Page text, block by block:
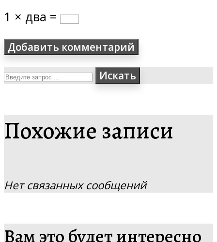
1 × два =
Искать
Похожие записи
Нет связанных сообщений
Вам это будет интересно